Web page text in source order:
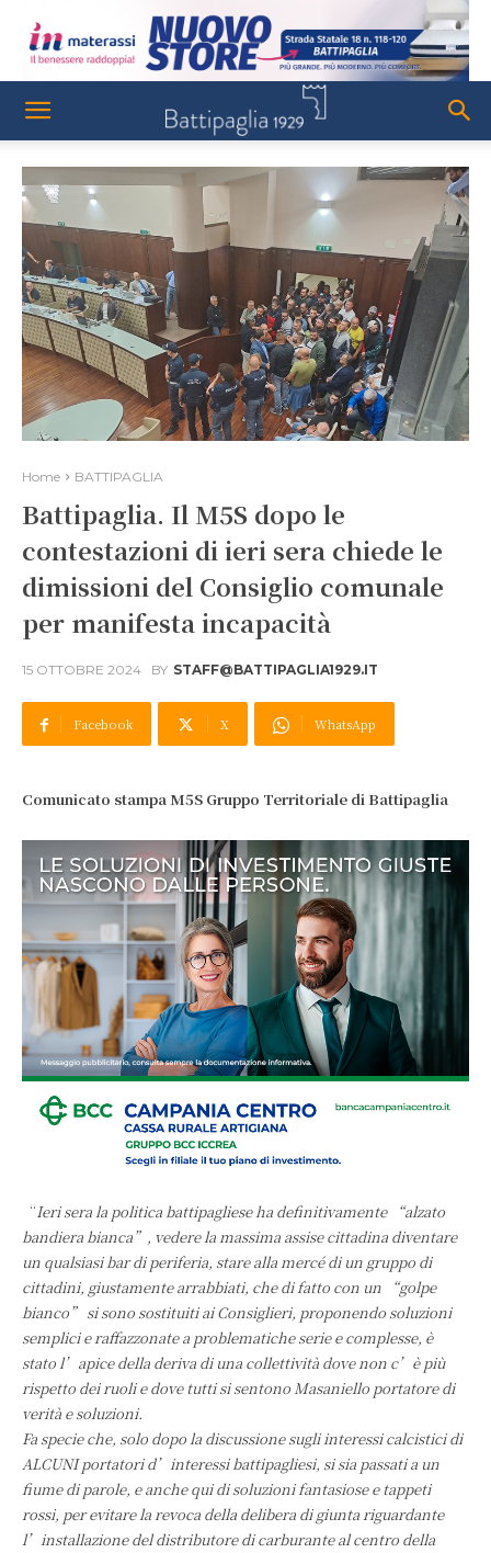
Home BATTIPAGLIA
Battipaglia. Il M5S dopo le
contestazioni di ieri sera chiede le
dimissioni del Consiglio comunale
per manifesta incapacità
15 OTTOBRE 2024 BY STAFF@BATTIPAGLIA1929.IT
Facebook X WhatsApp
Comunicato stampa M5S Gruppo Territoriale di Battipaglia
“Ieri sera la politica battipagliese ha definitivamente “alzato
bandiera bianca”, vedere la massima assise cittadina diventare
un qualsiasi bar di periferia, stare alla mercé di un gruppo di
cittadini, giustamente arrabbiati, che di fatto con un “golpe
bianco” si sono sostituiti ai Consiglieri, proponendo soluzioni
semplici e raffazzonate a problematiche serie e complesse, è
stato l’apice della deriva di una collettività dove non c’è più
rispetto dei ruoli e dove tutti si sentono Masaniello portatore di
verità e soluzioni.
Fa specie che, solo dopo la discussione sugli interessi calcistici di
ALCUNI portatori d’interessi battipagliesi, si sia passati a un
fiume di parole, e anche qui di soluzioni fantasiose e tappeti
rossi, per evitare la revoca della delibera di giunta riguardante
l’installazione del distributore di carburante al centro della